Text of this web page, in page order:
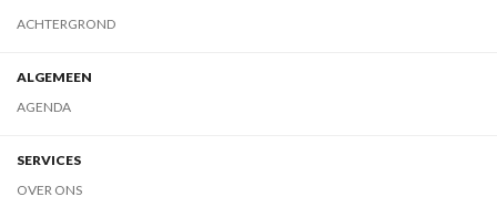
ACHTERGROND
ALGEMEEN
AGENDA
SERVICES
OVER ONS